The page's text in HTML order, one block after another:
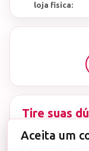
loja fisica:
Tire suas
Aceita um